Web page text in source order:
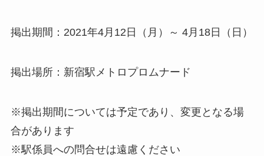
掲出期間：2021年4月12日（月）～ 4月18日（日）
掲出場所：新宿駅メトロプロムナード
※掲出期間については予定であり、変更となる場
合があります
※駅係員への問合せは遠慮ください